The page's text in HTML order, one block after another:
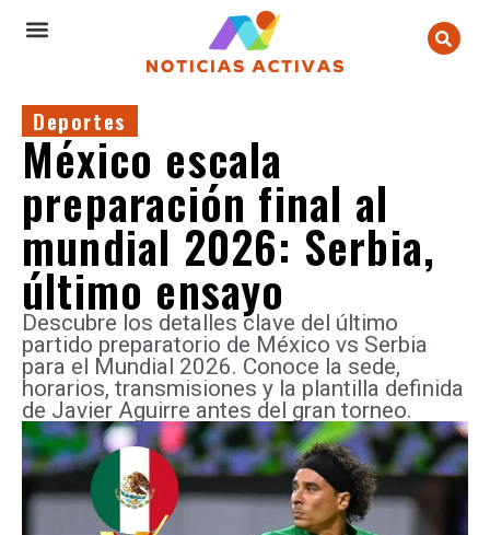
Deportes
México escala
preparación final al
mundial 2026: Serbia,
último ensayo
Descubre los detalles clave del último
partido preparatorio de México vs Serbia
para el Mundial 2026. Conoce la sede,
horarios, transmisiones y la plantilla definida
de Javier Aguirre antes del gran torneo.